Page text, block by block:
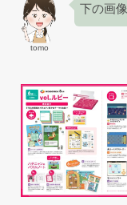
tomo
下の画